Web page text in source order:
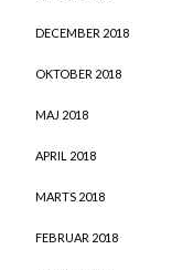
DECEMBER 2018
OKTOBER 2018
MAJ 2018
APRIL 2018
MARTS 2018
FEBRUAR 2018